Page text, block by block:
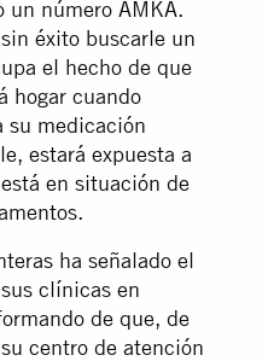
un número AMKA.
éxito buscarle un
el hecho de que
hogar cuando
su medicación
estará expuesta a
en situación de
ha señalado el
clínicas en
de que, de
centro de atención